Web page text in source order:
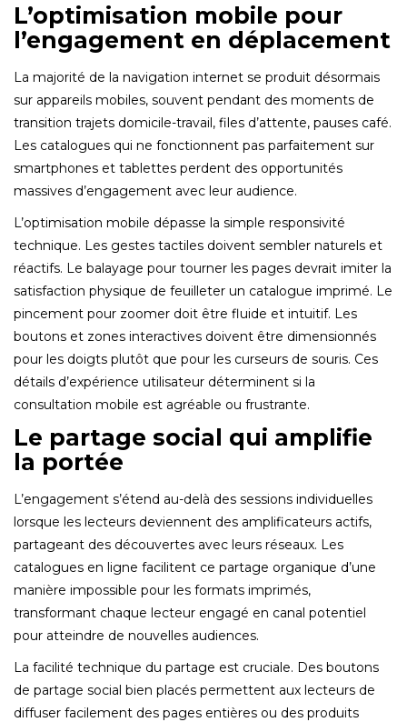
L’optimisation mobile pour
l’engagement en déplacement
La majorité de la navigation internet se produit désormais
sur appareils mobiles, souvent pendant des moments de
transition trajets domicile-travail, files d’attente, pauses café.
Les catalogues qui ne fonctionnent pas parfaitement sur
smartphones et tablettes perdent des opportunités
massives d’engagement avec leur audience.
L’optimisation mobile dépasse la simple responsivité
technique. Les gestes tactiles doivent sembler naturels et
réactifs. Le balayage pour tourner les pages devrait imiter la
satisfaction physique de feuilleter un catalogue imprimé. Le
pincement pour zoomer doit être fluide et intuitif. Les
boutons et zones interactives doivent être dimensionnés
pour les doigts plutôt que pour les curseurs de souris. Ces
détails d’expérience utilisateur déterminent si la
consultation mobile est agréable ou frustrante.
Le partage social qui amplifie
la portée
L’engagement s’étend au-delà des sessions individuelles
lorsque les lecteurs deviennent des amplificateurs actifs,
partageant des découvertes avec leurs réseaux. Les
catalogues en ligne facilitent ce partage organique d’une
manière impossible pour les formats imprimés,
transformant chaque lecteur engagé en canal potentiel
pour atteindre de nouvelles audiences.
La facilité technique du partage est cruciale. Des boutons
de partage social bien placés permettent aux lecteurs de
diffuser facilement des pages entières ou des produits